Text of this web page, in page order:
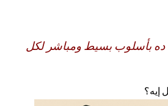
بأسلوب بسيط ومباشر لكل
إيه؟